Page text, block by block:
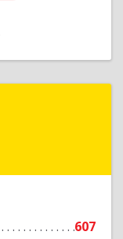
607